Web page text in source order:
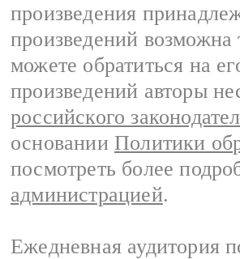
произведения
произведений возможна
можете обратиться на
произведений авторы
российского
основании Политики
посмотреть более
администрацией.
Ежедневная аудитория